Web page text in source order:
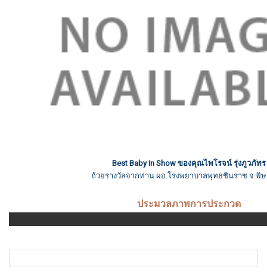
Best Baby In Show ของคุณไพโรจน์ รุ่งภูวภัทร
ถ้วยรางวัลจากท่าน ผอ.โรงพยาบาลพุทธชินราช จ.พิ
ประมวลภาพการประกวด